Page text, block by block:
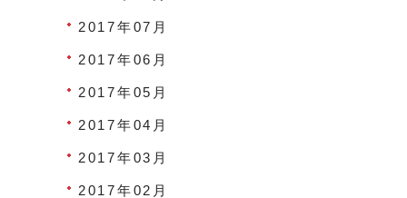
2017年07月
2017年06月
2017年05月
2017年04月
2017年03月
2017年02月